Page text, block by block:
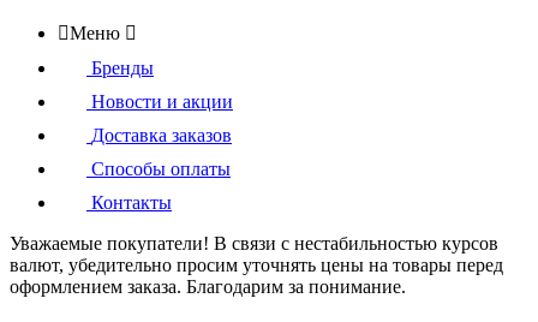
Меню 
Бренды
Новости и акции
Доставка заказов
Способы оплаты
Контакты
Уважаемые покупатели! В связи с нестабильностью курсов
валют, убедительно просим уточнять цены на товары перед
оформлением заказа. Благодарим за понимание.